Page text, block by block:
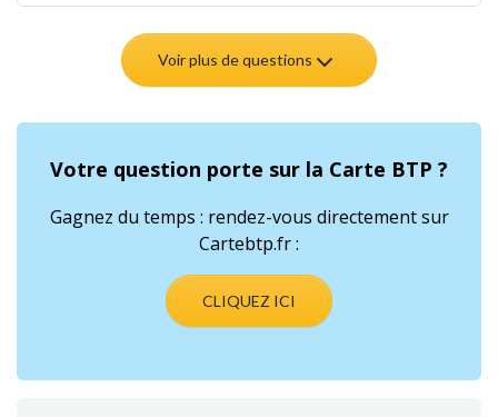
Voir plus de questions
Votre question porte sur la Carte BTP ?
Gagnez du temps : rendez-vous directement sur
Cartebtp.fr :
CLIQUEZ ICI